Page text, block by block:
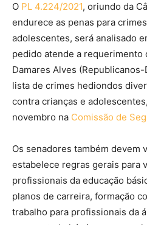
O PL 4.224/2021, oriundo da
endurece as penas para
adolescentes, será analisado
pedido atende a requerimento
Damares Alves
lista de crimes hediondos
contra crianças e
novembro na Comissão de
Os senadores também devem
estabelece regras gerais para
profissionais da educação
planos de carreira, formação
trabalho para profissionais da